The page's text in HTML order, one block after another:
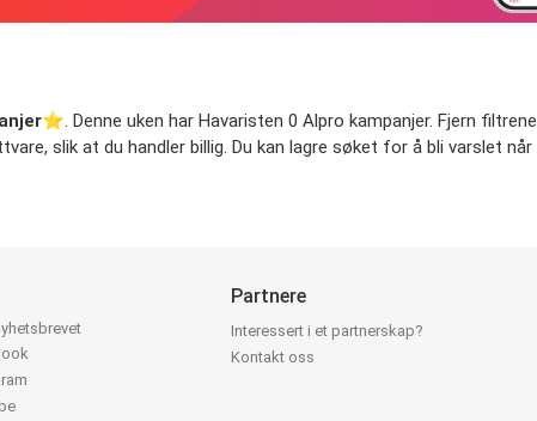
⭐️. Denne uken har Havaristen 0 Alpro kampanjer. Fjern
slik at du handler billig. Du kan lagre søket for å bli varslet
Partnere
Interessert i et partnerskap?
Kontakt oss